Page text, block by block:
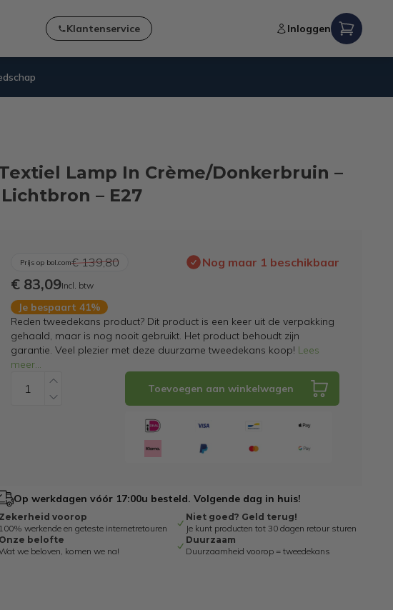
Klantenservice Inloggen
Lamp In Crème/Donkerbruin –
– E27
Prijs op bol.com€ 139,80 Nog maar 1 beschikbaar
€ 83,09Incl. btw
Je bespaart 41%
Reden tweedekans product? Dit product is een keer uit de verpakking
gehaald, maar is nog nooit gebruikt. Het product behoudt zijn
garantie. Veel plezier met deze duurzame tweedekans koop! Lees
meer...
Toevoegen aan winkelwagen
Op werkdagen vóór 17:00u besteld. Volgende dag in huis!
Zekerheid voorop
100% werkende en geteste internetretouren
Niet goed? Geld terug!
Je kunt producten tot 30 dagen retour sturen
Onze belofte
we beloven, komen we na!
Duurzaam
Duurzaamheid voorop = tweedekans